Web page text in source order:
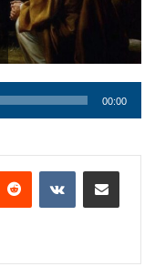
00:00